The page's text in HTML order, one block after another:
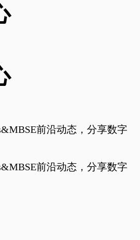
前沿动态，分享数字
前沿动态，分享数字